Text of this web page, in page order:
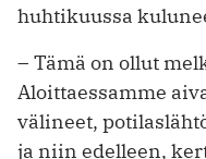
huhtikuussa
– Tämä on ollut
Aloittaessamme
välineet,
ja niin edelleen,